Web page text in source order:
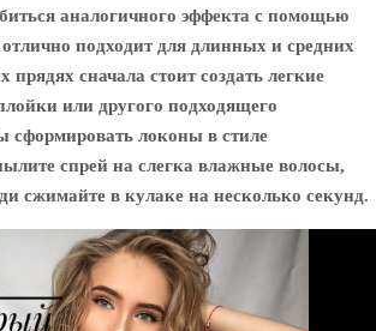
аналогичного эффекта с помощью
подходит для длинных и средних
сначала стоит создать легкие
или другого подходящего
сформировать локоны в стиле
спрей на слегка влажные волосы,
сжимайте в кулаке на несколько секунд.